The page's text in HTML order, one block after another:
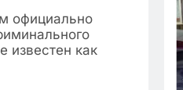
официально
известен как